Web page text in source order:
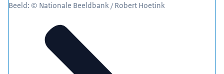
Beeld: © Nationale Beeldbank / Robert Hoetink